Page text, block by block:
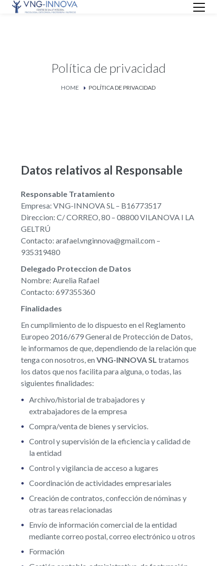
Política de privacidad
HOME POLÍTICA DE PRIVACIDAD
Datos relativos al Responsable
Responsable Tratamiento
Empresa: VNG-INNOVA SL – B16773517
Direccion: C/ CORREO, 80 – 08800 VILANOVA I LA
GELTRÚ
Contacto: arafael.vnginnova@gmail.com –
935319480
Delegado Proteccion de Datos
Nombre: Aurelia Rafael
Contacto: 697355360
Finalidades
En cumplimiento de lo dispuesto en el Reglamento
Europeo 2016/679 General de Protección de Datos,
le informamos de que, dependiendo de la relación que
tenga con nosotros, en VNG-INNOVA SL tratamos
los datos que nos facilita para alguna, o todas, las
siguientes finalidades:
Archivo/historial de trabajadores y
extrabajadores de la empresa
Compra/venta de bienes y servicios.
Control y supervisión de la eficiencia y calidad de
la entidad
Control y vigilancia de acceso a lugares
Coordinación de actividades empresariales
Creación de contratos, confección de nóminas y
otras tareas relacionadas
Envío de información comercial de la entidad
mediante correo postal, correo electrónico u otros
Formación